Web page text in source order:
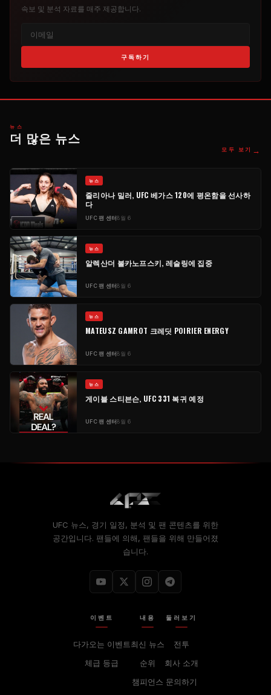
속보 및 분석 자료를 매주 제공합니다.
구독하기
​뉴스
더 많은 뉴스
모두 보기 →
​뉴스
줄리아나 밀러, UFC 베가스 120에 평온함을 선사하
다
UFC 팬 센터8월 6
​뉴스
알렉산더 볼카노프스키, 레슬링에 집중
UFC 팬 센터8월 6
​뉴스
MATEUSZ GAMROT 크레딧 POIRIER ENERGY
UFC 팬 센터8월 6
​뉴스
게이블 스티븐슨, UFC 331 복귀 예정
UFC 팬 센터8월 6
UFC 뉴스, 경기 일정, 분석 및 팬 콘텐츠를 위한
공간입니다. 팬들에 의해, 팬들을 위해 만들어졌
습니다.
이벤트
다가오는 이벤트
체급 등급
내용
최신 뉴스
순위
챔피언스
둘러보기
전투
회사 소개
문의하기